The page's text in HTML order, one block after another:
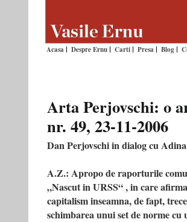
Acasa Despre Ernu Carti Presa Blog
Arta Perjovschi: o
nr. 49, 23-11-2006
Dan Perjovschi in dialog cu
A.Z.: Apropo de raporturile
„Nascut in URSS“ , in care
capitalism inseamna, de fapt,
schimbarea unui set de norme